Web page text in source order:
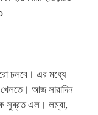
চলবে। এর মধ্যে
আজ সারাদিন
সুব্রত এল। লম্বা,